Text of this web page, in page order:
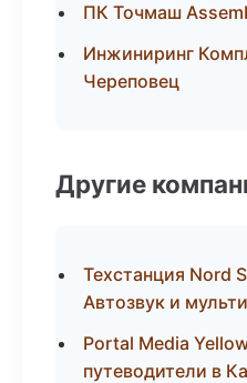
ПК Точмаш
Инжиниринг
Череповец
Другие
Техстанция Nord
Автозвук и
Portal Media
путеводители в